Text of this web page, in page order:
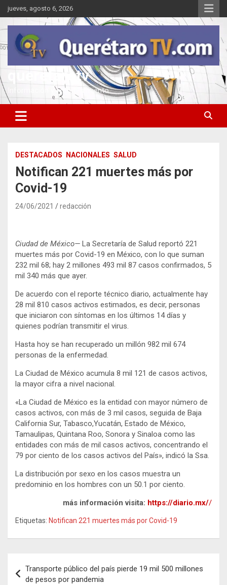
Saltar
al
contenido
jueves, agosto 6, 2026
queretarotv
Información y entretenimiento
DESTACADOS NACIONALES SALUD
Notifican 221 muertes más por
Covid-19
24/06/2021 redacción
Ciudad de México— La Secretaría de Salud reportó 221
muertes más por Covid-19 en México, con lo que suman
232 mil 68; hay 2 millones 493 mil 87 casos confirmados, 5
mil 340 más que ayer.
De acuerdo con el reporte técnico diario, actualmente hay
28 mil 810 casos activos estimados, es decir, personas
que iniciaron con síntomas en los últimos 14 días y
quienes podrían transmitir el virus.
Hasta hoy se han recuperado un millón 982 mil 674
personas de la enfermedad.
La Ciudad de México acumula 8 mil 121 de casos activos,
la mayor cifra a nivel nacional.
«La Ciudad de México es la entidad con mayor número de
casos activos, con más de 3 mil casos, seguida de Baja
California Sur, Tabasco,Yucatán, Estado de México,
Tamaulipas, Quintana Roo, Sonora y Sinaloa como las
entidades con más de mil casos activos, concentrando el
79 por ciento de los casos activos del País», indicó la Ssa.
La distribución por sexo en los casos muestra un
predominio en los hombres con un 50.1 por ciento.
más información visita: https://diario.mx//
Etiquetas: Notifican 221 muertes más por Covid-19
de
Transporte público del país pierde 19 mil 500 millones
de pesos por pandemia